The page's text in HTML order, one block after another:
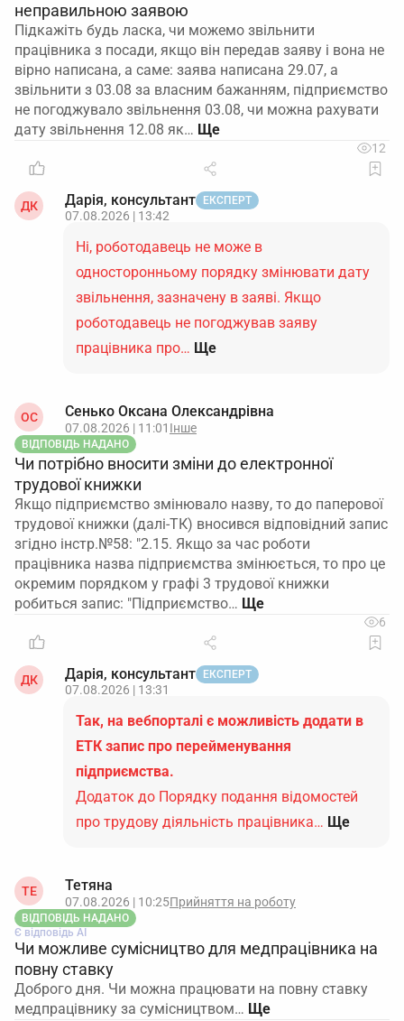
неправильною заявою
Підкажіть будь ласка, чи можемо звільнити
працівника з посади, якщо він передав заяву і вона не
вірно написана, а саме: заява написана 29.07, а
звільнити з 03.08 за власним бажанням, підприємство
не погоджувало звільнення 03.08, чи можна рахувати
дату звільнення 12.08 як…
12
ДК Дарія, консультант ЕКСПЕРТ
07.08.2026 | 13:42
Ні, роботодавець не може в
односторонньому порядку змінювати дату
звільнення, зазначену в заяві. Якщо
роботодавець не погоджував заяву
працівника про… Ще
ОС Сенько Оксана Олександрівна
07.08.2026 | 11:01 Інше
ВІДПОВІДЬ НАДАНО
Чи потрібно вносити зміни до електронної
трудової книжки
Якщо підприємство змінювало назву, то до паперової
трудової книжки (далі-ТК) вносився відповідний запис
згідно інстр.№58: "2.15. Якщо за час роботи
працівника назва підприємства змінюється, то про це
окремим порядком у графі 3 трудової книжки
робиться запис: "Підприємство…
6
ДК Дарія, консультант ЕКСПЕРТ
07.08.2026 | 13:31
Так, на вебпорталі є можливість додати в
ЕТК запис про перейменування
підприємства.
Додаток до Порядку подання відомостей
про трудову діяльність працівника… Ще
ТЕ Тетяна
07.08.2026 | 10:25Прийняття на роботу
ВІДПОВІДЬ НАДАНО
Є відповідь АІ
Чи можливе сумісництво для медпрацівника на
повну ставку
Доброго дня. Чи можна працювати на повну ставку
медпрацівнику за сумісництвом…